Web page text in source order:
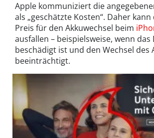
Apple kommuniziert die
als „geschätzte Kosten“. Daher
Preis für den Akkuwechsel beim
ausfallen – beispielsweise, wenn das
beschädigt ist und den Wechsel des
beeinträchtigt.